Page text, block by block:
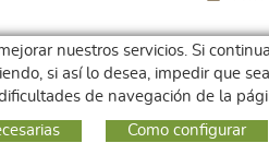
nuestros servicios. Si
si así lo desea, impedir que
de navegación de la
Como configurar